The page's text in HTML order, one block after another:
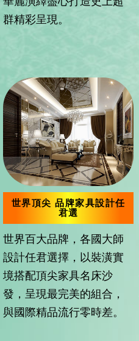
群精彩呈現。
世界頂尖 品牌家具設計任
君選
世界百大品牌，各國大師
設計任君選擇，以裝潢實
境搭配頂尖家具名床沙
發，呈現最完美的組合，
與國際精品流行零時差。